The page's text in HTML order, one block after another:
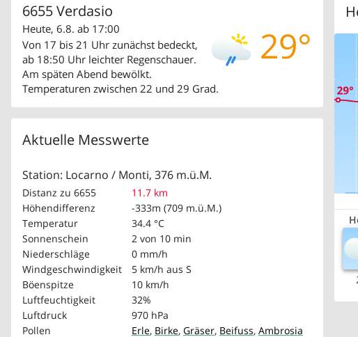
6655 Verdasio
29°
Heute, 6.8. ab 17:00
Von 17 bis 21 Uhr zunächst bedeckt,
ab 18:50 Uhr leichter Regenschauer.
Am späten Abend bewölkt.
Temperaturen zwischen 22 und 29 Grad.
Aktuelle Messwerte
Station: Locarno / Monti, 376 m.ü.M.
Distanz zu 6655
11.7 km
Höhendifferenz
-333m (709 m.ü.M.)
Temperatur
34.4 °C
Sonnenschein
2 von 10 min
Niederschläge
0 mm/h
Windgeschwindigkeit
5 km/h aus S
Böenspitze
10 km/h
Luftfeuchtigkeit
32%
Luftdruck
970 hPa
Pollen
Erle, Birke, Gräser, Beifuss, Ambrosia